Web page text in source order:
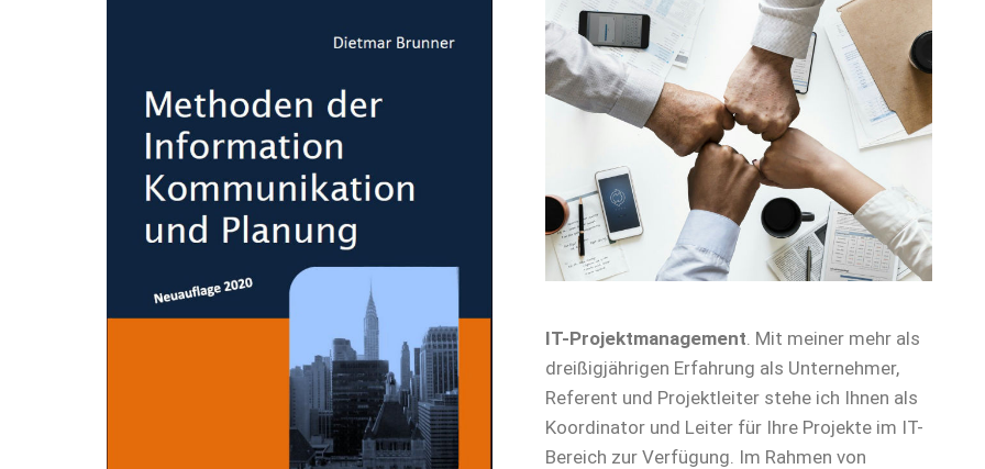
IT-Projektmanagement . Mit meiner mehr als
dreißigjährigen Erfahrung als Unternehmer,
Referent und Projektleiter stehe ich Ihnen als
Koordinator und Leiter für Ihre Projekte im IT-
Bereich zur Verfügung. Im Rahmen von